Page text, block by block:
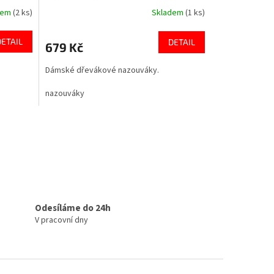
(2 ks) Skladem (1 ks)
679 Kč DETAIL
Dámské dřevákové nazouváky.
nazouváky
Odesíláme do 24h
V pracovní dny